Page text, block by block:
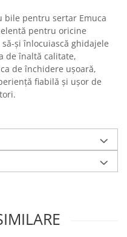
bile pentru sertar Emuca
pentru oricine
și înlocuiască ghidajele
de înaltă calitate,
de închidere ușoară,
fiabilă și ușor de